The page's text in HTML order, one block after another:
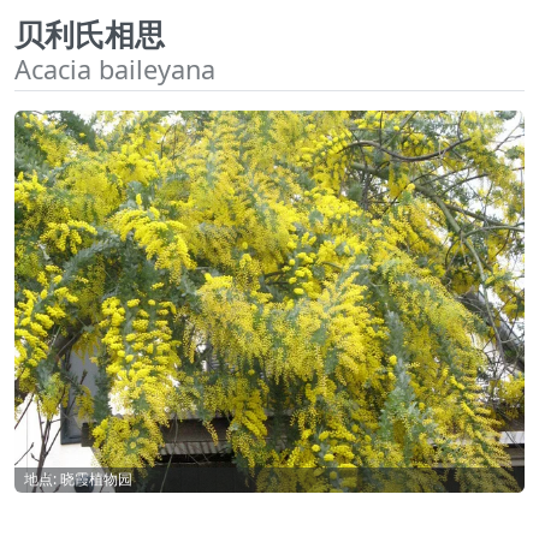
贝利氏相思
Acacia baileyana
地点: 晓霞植物园